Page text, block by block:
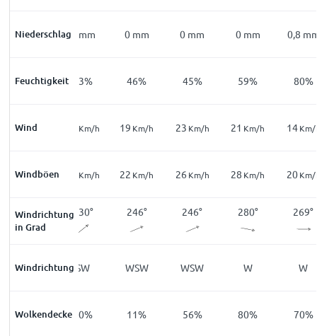
Niederschlag
0 mm 0 mm 0 mm 0 mm 0 mm 0,8
Feuchtigkeit
78% 63% 46% 45% 59% 80%
Wind
16Km/h Km/h 19 Km/h 23 Km/h 21 Km/h 14
Windböen
27Km/h Km/h 22 Km/h 26 Km/h 28 Km/h 20
Windrichtung
in Grad
229° 230° 246° 246° 280° 269°
Windrichtung
SW SW WSW WSW W W
Wolkendecke
9% 10% 11% 56% 80% 70%